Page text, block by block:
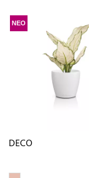
ΝΕΟ
DECO